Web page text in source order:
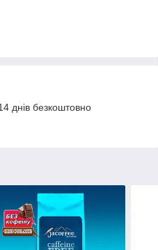
днів безкоштовно